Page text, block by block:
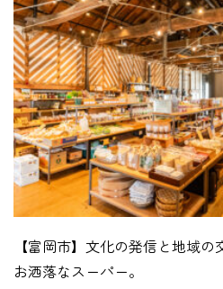
【富岡市】文化の発信と地域の
お洒落なスーパー。